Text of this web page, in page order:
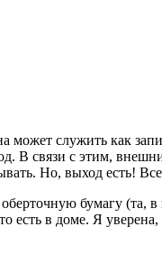
служить как
В связи с этим,
Но, выход есть!
бумагу (та,
есть в доме. Я